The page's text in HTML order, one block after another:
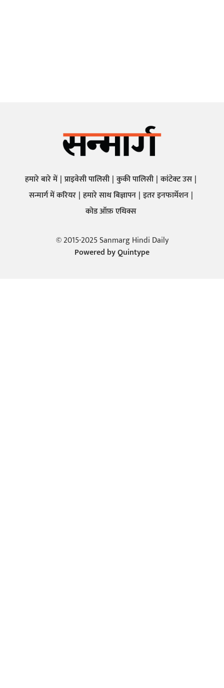
हमारे बारे में प्राइवेसी पालिसी कुकी पालिसी कांटेक्ट उस
सन्मार्ग में करियर हमारे साथ बिज्ञापन इतर इनफार्मेशन
कोड ऑफ़ एथिक्स
© 2015-2025 Sanmarg Hindi Daily
Powered byQuintype